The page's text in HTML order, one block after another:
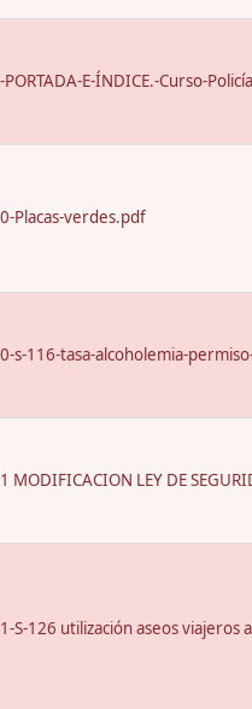
PORTADA-E-ÍNDICE.-Curso-
Placas-verdes.pdf
s-116-tasa-alcoholemia-
MODIFICACION LEY DE
S-126 utilización aseos viajeros